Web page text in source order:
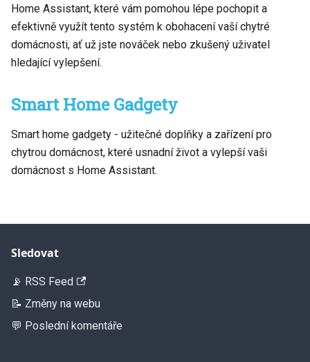
Home Assistant, které vám pomohou lépe pochopit a
efektivně využít tento systém k obohacení vaší chytré
domácnosti, ať už jste nováček nebo zkušený uživatel
hledající vylepšení.
Smart Home Gadgety
Smart home gadgety - užitečné doplňky a zařízení pro
chytrou domácnost, které usnadní život a vylepší vaši
domácnost s Home Assistant.
Sledovat
📡 RSS Feed
📝 Změny na webu
💬 Poslední komentáře